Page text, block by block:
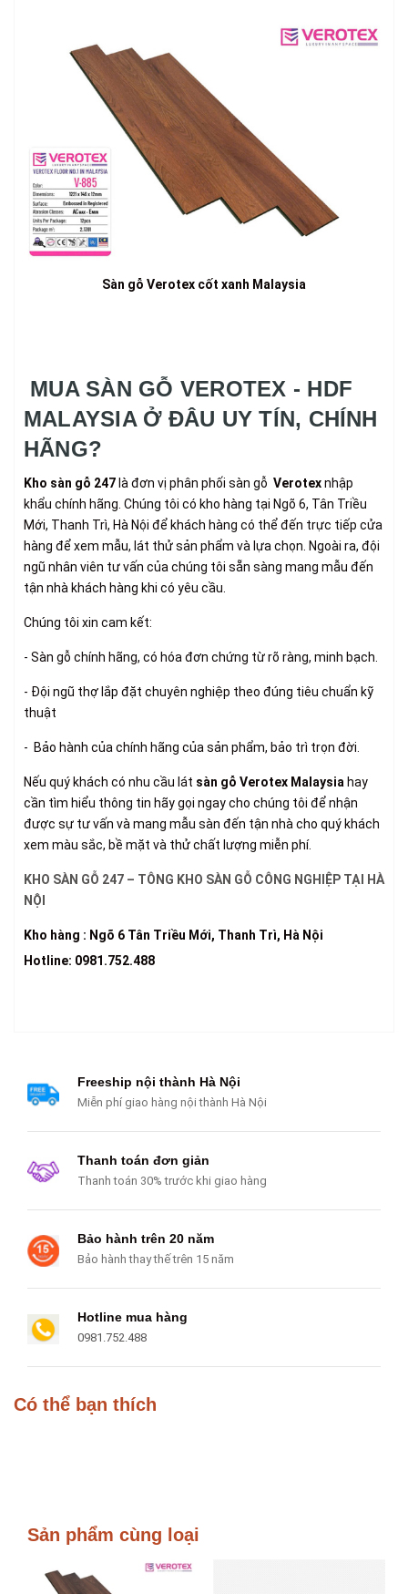
Sàn gỗ Verotex cốt xanh Malaysia
MUA SÀN GỖ VEROTEX - HDF
MALAYSIA Ở ĐÂU UY TÍN, CHÍNH
HÃNG?
Kho sàn gỗ 247 là đơn vị phân phối sàn gỗ Verotexnhập
khẩu chính hãng. Chúng tôi có kho hàng tại Ngõ 6, Tân Triều
Mới, Thanh Trì, Hà Nội để khách hàng có thể đến trực tiếp cửa
hàng để xem mẫu, lát thử sản phẩm và lựa chọn. Ngoài ra, đội
ngũ nhân viên tư vấn của chúng tôi sẵn sàng mang mẫu đến
tận nhà khách hàng khi có yêu cầu.
Chúng tôi xin cam kết:
- Sàn gỗ chính hãng, có hóa đơn chứng từ rõ ràng, minh bạch.
- Đội ngũ thợ lắp đặt chuyên nghiệp theo đúng tiêu chuẩn kỹ
thuật
- Bảo hành của chính hãng của sản phẩm, bảo trì trọn đời.
Nếu quý khách có nhu cầu lát sàn gỗ Verotex Malaysia hay
cần tìm hiểu thông tin hãy gọi ngay cho chúng tôi để nhận
được sự tư vấn và mang mẫu sàn đến tận nhà cho quý khách
xem màu sắc, bề mặt và thử chất lượng miễn phí.
KHO SÀN GỖ 247 – TÔNG KHO SÀN GỖ CÔNG NGHIỆP TẠI HÀ
NỘI
Kho hàng : Ngõ 6 Tân Triều Mới, Thanh Trì, Hà Nội
Hotline: 0981.752.488
Freeship nội thành Hà Nội
Miễn phí giao hàng nội thành Hà Nội
Thanh toán đơn giản
Thanh toán 30% trước khi giao hàng
Bảo hành trên 20 năm
Bảo hành thay thế trên 15 năm
Hotline mua hàng
0981.752.488
Có thể bạn thích
Sản phẩm cùng loại